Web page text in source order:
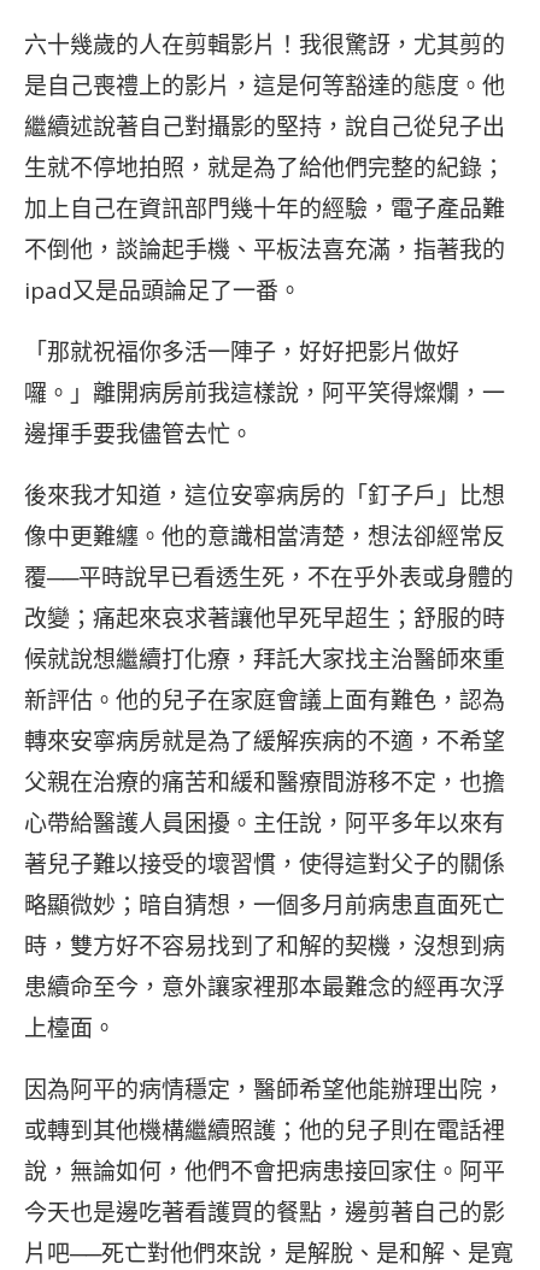
六十幾歲的人在剪輯影片！我很驚訝，尤其剪的
是自己喪禮上的影片，這是何等豁達的態度。他
繼續述說著自己對攝影的堅持，說自己從兒子出
生就不停地拍照，就是為了給他們完整的紀錄；
加上自己在資訊部門幾十年的經驗，電子產品難
不倒他，談論起手機、平板法喜充滿，指著我的
ipad又是品頭論足了一番。
「那就祝福你多活一陣子，好好把影片做好
囉。」離開病房前我這樣說，阿平笑得燦爛，一
邊揮手要我儘管去忙。
後來我才知道，這位安寧病房的「釘子戶」比想
像中更難纏。他的意識相當清楚，想法卻經常反
覆──平時說早已看透生死，不在乎外表或身體的
改變；痛起來哀求著讓他早死早超生；舒服的時
候就說想繼續打化療，拜託大家找主治醫師來重
新評估。他的兒子在家庭會議上面有難色，認為
轉來安寧病房就是為了緩解疾病的不適，不希望
父親在治療的痛苦和緩和醫療間游移不定，也擔
心帶給醫護人員困擾。主任說，阿平多年以來有
著兒子難以接受的壞習慣，使得這對父子的關係
略顯微妙；暗自猜想，一個多月前病患直面死亡
時，雙方好不容易找到了和解的契機，沒想到病
患續命至今，意外讓家裡那本最難念的經再次浮
上檯面。
因為阿平的病情穩定，醫師希望他能辦理出院，
或轉到其他機構繼續照護；他的兒子則在電話裡
說，無論如何，他們不會把病患接回家住。阿平
今天也是邊吃著看護買的餐點，邊剪著自己的影
片吧──死亡對他們來說，是解脫、是和解、是寬